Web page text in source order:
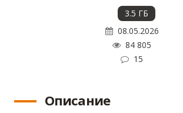
3.5 ГБ
08.05.2026
84 805
15
Описание